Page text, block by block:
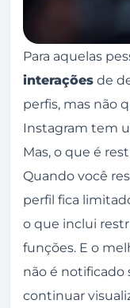
Para aquelas
interações de
perfis, mas não
Instagram tem
Mas, o que é
Quando você
perfil fica
o que inclui
funções. E o
não é notificado
continuar